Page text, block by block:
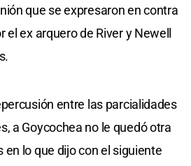
que se expresaron en contra
el ex arquero de River y Newell
entre las parcialidades
a Goycochea no le quedó otra
lo que dijo con el siguiente